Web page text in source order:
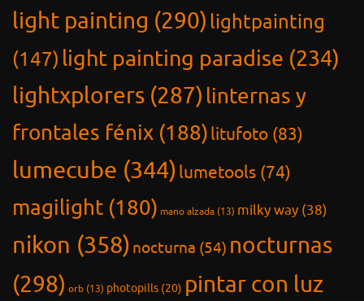
light painting (290) lightpainting
(147) light painting paradise (234)
lightxplorers (287) linternas y
frontales fénix (188)litufoto (83)
lumecube (344)lumetools (74)
magilight (180) mano alzada (13) milky way (38)
nikon (358) nocturna (54) nocturnas
(298) orb (13) photopills (20) pintar con luz